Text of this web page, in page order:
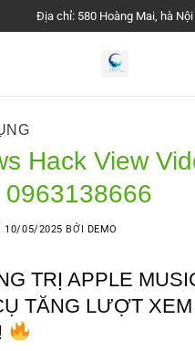
Địa chỉ: 580 Hoàng Mai, hà Nội
Hack View
0963138666
10/05/2025 BỞI DEMO
TRỊ APPLE
TĂNG LƯỢT